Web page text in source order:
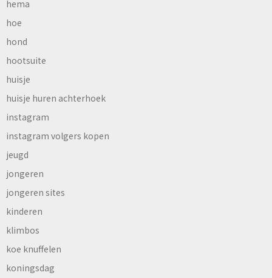
hema
hoe
hond
hootsuite
huisje
huisje huren achterhoek
instagram
instagram volgers kopen
jeugd
jongeren
jongeren sites
kinderen
klimbos
koe knuffelen
koningsdag